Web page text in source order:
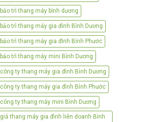
bảo trì thang máy bình dương
bảo trì thang máy gia đình Bình Dương
bảo trì thang máy gia đình Bình Phước
bảo trì thang máy mini Bình Dương
công ty thang máy gia đình Bình Dương
công ty thang máy gia đình Bình Phước
công ty thang máy mini Bình Dương
giá thang máy gia đình liên doanh Bình